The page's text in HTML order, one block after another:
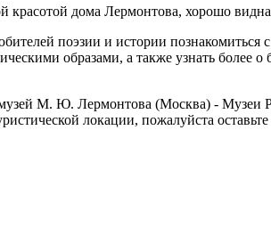
красотой дома Лермонтова, хорошо
поэзии и истории
образами, а также узнать более
М. Ю. Лермонтова (Москва) - Музеи
локации, пожалуйста